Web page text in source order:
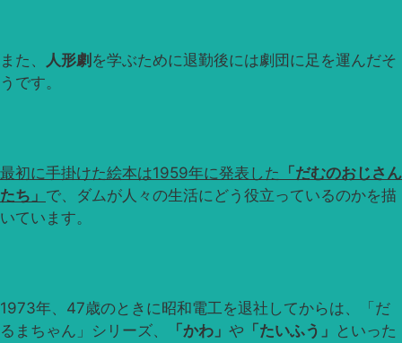
また、 人形劇 を学ぶために退勤後には劇団に足を運んだそ
うです。
最初に手掛けた絵本は1959年に発表した 「だむのおじさん
たち」 で、ダムが人々の生活にどう役立っているのかを描
いています。
1973年、47歳のときに昭和電工を退社してからは、「だ
るまちゃん」シリーズ、
「かわ」 や 「たいふう」 といった